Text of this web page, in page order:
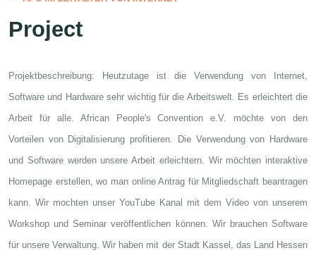
Project
Projektbeschreibung: Heutzutage ist die Verwendung von Internet,
Software und Hardware sehr wichtig für die Arbeitswelt. Es erleichtert die
Arbeit für alle. African People's Convention e.V. möchte von den
Vorteilen von Digitalisierung profitieren. Die Verwendung von Hardware
und Software werden unsere Arbeit erleichtern. Wir möchten interaktive
Homepage erstellen, wo man online Antrag für Mitgliedschaft beantragen
kann. Wir mochten unser YouTube Kanal mit dem Video von unserem
Workshop und Seminar veröffentlichen können. Wir brauchen Software
für unsere Verwaltung. Wir haben mit der Stadt Kassel, das Land Hessen